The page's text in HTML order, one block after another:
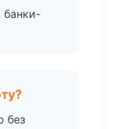
банки-
без